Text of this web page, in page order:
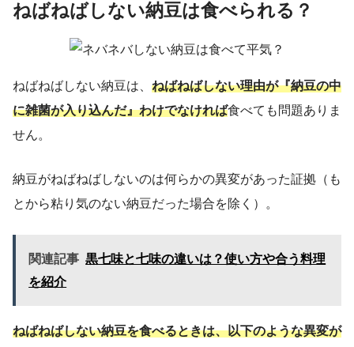
ねばねばしない納豆は食べられる？
ねばねばしない納豆は、 ねばねばしない理由が『納豆の中
に雑菌が入り込んだ』わけでなければ食べても問題ありま
せん。
納豆がねばねばしないのは何らかの異変があった証拠（も
とから粘り気のない納豆だった場合を除く）。
関連記事 黒七味と七味の違いは？使い方や合う料理
を紹介
ねばねばしない納豆を食べるときは、以下のような異変が